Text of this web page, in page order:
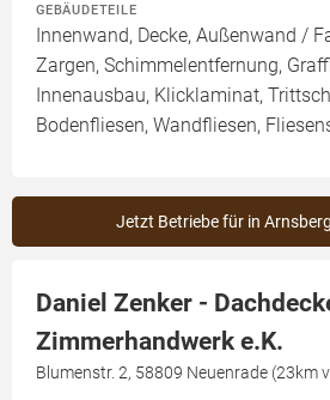
GEBÄUDETEILE
Innenwand, Decke, Außenwand /
Zargen, Schimmelentfernung,
Innenausbau, Klicklaminat,
Bodenfliesen, Wandfliesen,
Jetzt Betriebe für in
Daniel Zenker -
Zimmerhandwerk e.K.
Blumenstr. 2, 58809 Neuenrade (23km